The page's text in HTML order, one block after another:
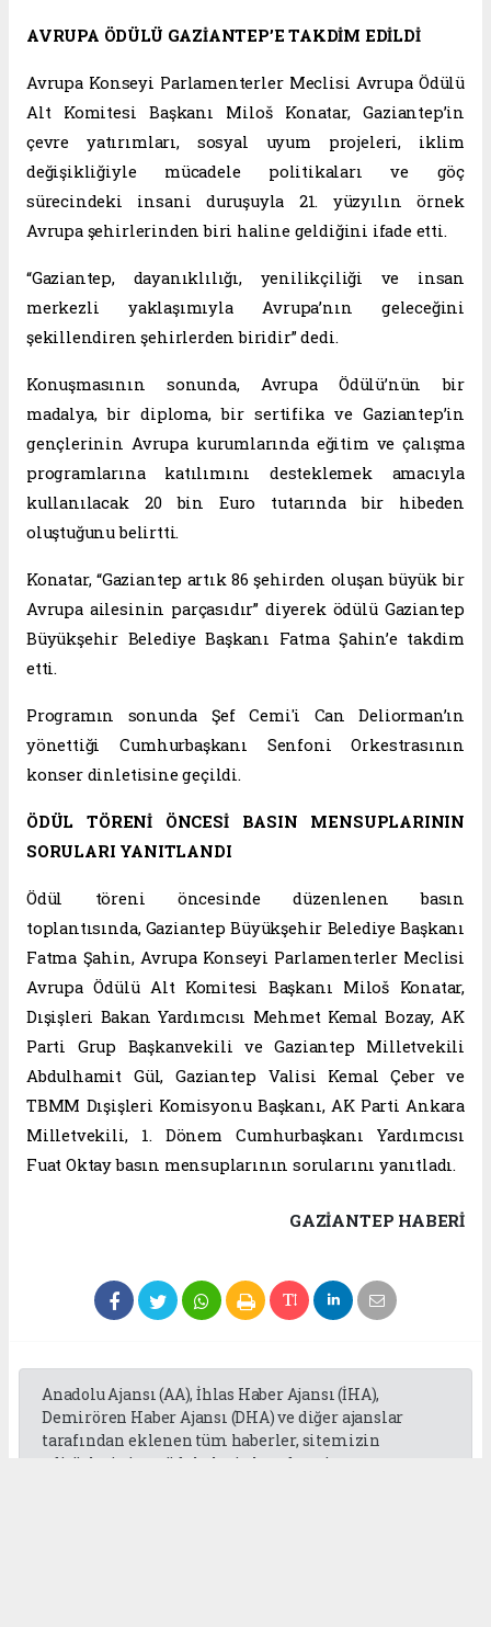
AVRUPA ÖDÜLÜ GAZİANTEP’E TAKDİM EDİLDİ
Avrupa Konseyi Parlamenterler Meclisi Avrupa Ödülü
Alt Komitesi Başkanı Miloš Konatar, Gaziantep’in
çevre yatırımları, sosyal uyum projeleri, iklim
değişikliğiyle mücadele politikaları ve göç
sürecindeki insani duruşuyla 21. yüzyılın örnek
Avrupa şehirlerinden biri haline geldiğini ifade etti.
“Gaziantep, dayanıklılığı, yenilikçiliği ve insan
merkezli yaklaşımıyla Avrupa’nın geleceğini
şekillendiren şehirlerden biridir” dedi.
Konuşmasının sonunda, Avrupa Ödülü’nün bir
madalya, bir diploma, bir sertifika ve Gaziantep’in
gençlerinin Avrupa kurumlarında eğitim ve çalışma
programlarına katılımını desteklemek amacıyla
kullanılacak 20 bin Euro tutarında bir hibeden
oluştuğunu belirtti.
Konatar, “Gaziantep artık 86 şehirden oluşan büyük bir
Avrupa ailesinin parçasıdır” diyerek ödülü Gaziantep
Büyükşehir Belediye Başkanı Fatma Şahin’e takdim
etti.
Programın sonunda Şef Cemi'i Can Deliorman’ın
yönettiği Cumhurbaşkanı Senfoni Orkestrasının
konser dinletisine geçildi.
ÖDÜL TÖRENİ ÖNCESİ BASIN MENSUPLARININ
SORULARI YANITLANDI
Ödül töreni öncesinde düzenlenen basın
toplantısında, Gaziantep Büyükşehir Belediye Başkanı
Fatma Şahin, Avrupa Konseyi Parlamenterler Meclisi
Avrupa Ödülü Alt Komitesi Başkanı Miloš Konatar,
Dışişleri Bakan Yardımcısı Mehmet Kemal Bozay, AK
Parti Grup Başkanvekili ve Gaziantep Milletvekili
Abdulhamit Gül, Gaziantep Valisi Kemal Çeber ve
TBMM Dışişleri Komisyonu Başkanı, AK Parti Ankara
Milletvekili, 1. Dönem Cumhurbaşkanı Yardımcısı
Fuat Oktay basın mensuplarının sorularını yanıtladı.
GAZIANTEP HABERİ
Anadolu Ajansı (AA), İhlas Haber Ajansı (İHA),
Demirören Haber Ajansı (DHA) ve diğer ajanslar
tarafından eklenen tüm haberler, sitemizin
editörlerinin müdahalesi olmadan ajans